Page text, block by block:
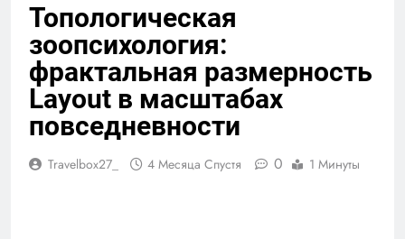
Топологическая
зоопсихология:
фрактальная размерность
Layout в масштабах
повседневности
Travelbox27_ 4 Месяца Спустя 0 1 Минуты